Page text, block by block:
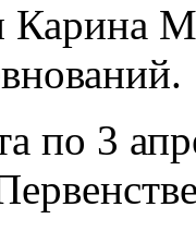
по 3